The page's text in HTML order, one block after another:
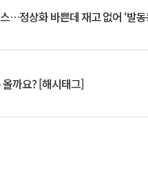
…정상화 바쁜데 재고 없어 ‘발
까요? [해시태그]